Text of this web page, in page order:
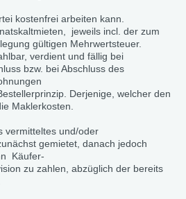
arbeiten kann.
jeweils incl. der zum
gültigen Mehrwertsteuer.
verdient und fällig bei
bzw. bei Abschluss des
Derjenige, welcher den
Maklerkosten.
und/oder
gemietet, danach jedoch
Käufer-
zu zahlen, abzüglich der bereits